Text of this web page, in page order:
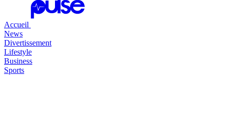
Accueil
News
Divertissement
Lifestyle
Business
Sports